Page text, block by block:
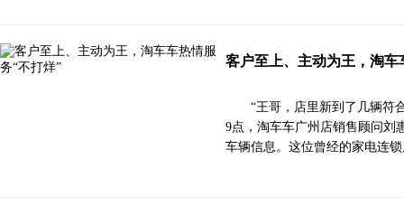
客户至上、主动为王，淘车
“王哥，店里新到了几辆符
9点，淘车车广州店销售顾问刘
车辆信息。这位曾经的家电连